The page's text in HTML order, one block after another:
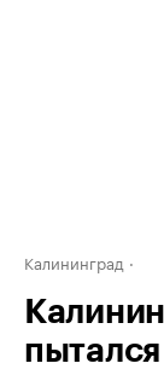
Калининград